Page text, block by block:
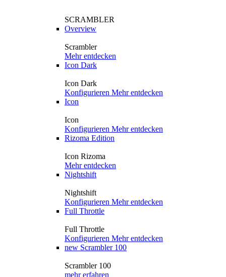
SCRAMBLER
Overview
Scrambler
Mehr entdecken
Icon Dark
Icon Dark
Konfigurieren Mehr entdecken
Icon
Icon
Konfigurieren Mehr entdecken
Rizoma Edition
Icon Rizoma
Mehr entdecken
Nightshift
Nightshift
Konfigurieren Mehr entdecken
Full Throttle
Full Throttle
Konfigurieren Mehr entdecken
new Scrambler 100
Scrambler 100
mehr erfahren